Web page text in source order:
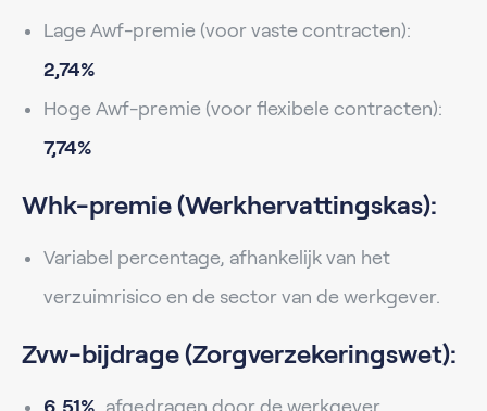
Lage Awf-premie (voor vaste contracten):
2,74%
Hoge Awf-premie (voor flexibele contracten):
7,74%
Whk-premie (Werkhervattingskas):
Variabel percentage, afhankelijk van het
verzuimrisico en de sector van de werkgever.
Zvw-bijdrage (Zorgverzekeringswet):
6,51%, afgedragen door de werkgever.